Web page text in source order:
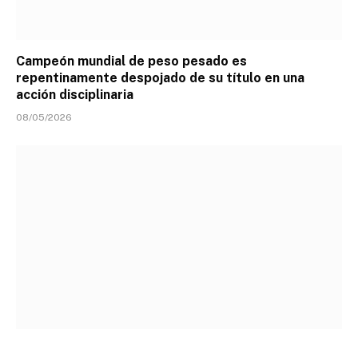
Campeón mundial de peso pesado es
repentinamente despojado de su título en una
acción disciplinaria
08/05/2026